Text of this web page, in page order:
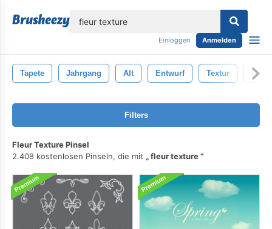
Einloggen Anmelden
Tapete Jahrgang Alt Entwurf Textur
Filters
Fleur Texture Pinsel
2.408 kostenlosen Pinseln, die mit
fleur texture